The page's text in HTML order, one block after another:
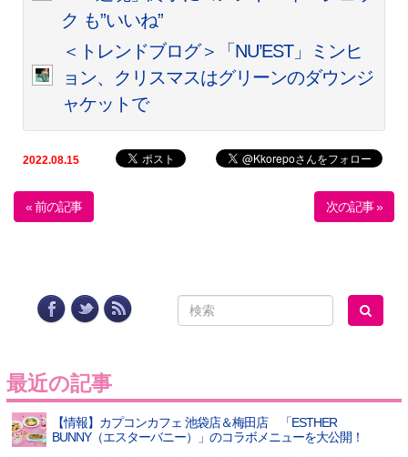
ク も”いいね”
＜トレンドブログ＞「NU’EST」ミンヒ
ョン、クリスマスはグリーンのダウンジ
ャケットで
2022.08.15
« 前の記事 次の記事 »
最近の記事
【情報】カプコンカフェ 池袋店＆梅田店 「ESTHER
BUNNY（エスターバニー）」のコラボメニューを大公開！